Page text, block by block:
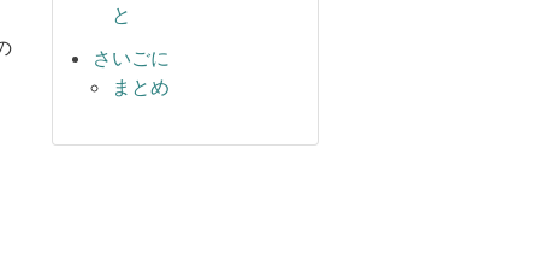
と
さいごに
まとめ